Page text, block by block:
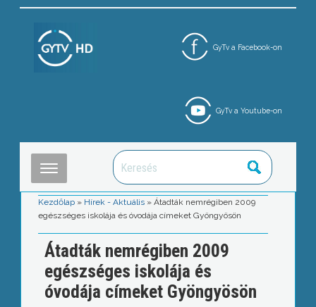
GyTv a Facebook-on
GyTv a Youtube-on
Kezdőlap » Hírek - Aktuális »Átadták nemrégiben 2009
egészséges iskolája és óvodája címeket Gyöngyösön
Átadták nemrégiben 2009
egészséges iskolája és
óvodája címeket Gyöngyösön